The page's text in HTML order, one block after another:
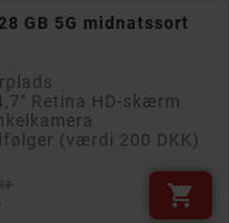
GB 5G midnatssort
Retina HD-skærm
(værdi 200 DKK)
